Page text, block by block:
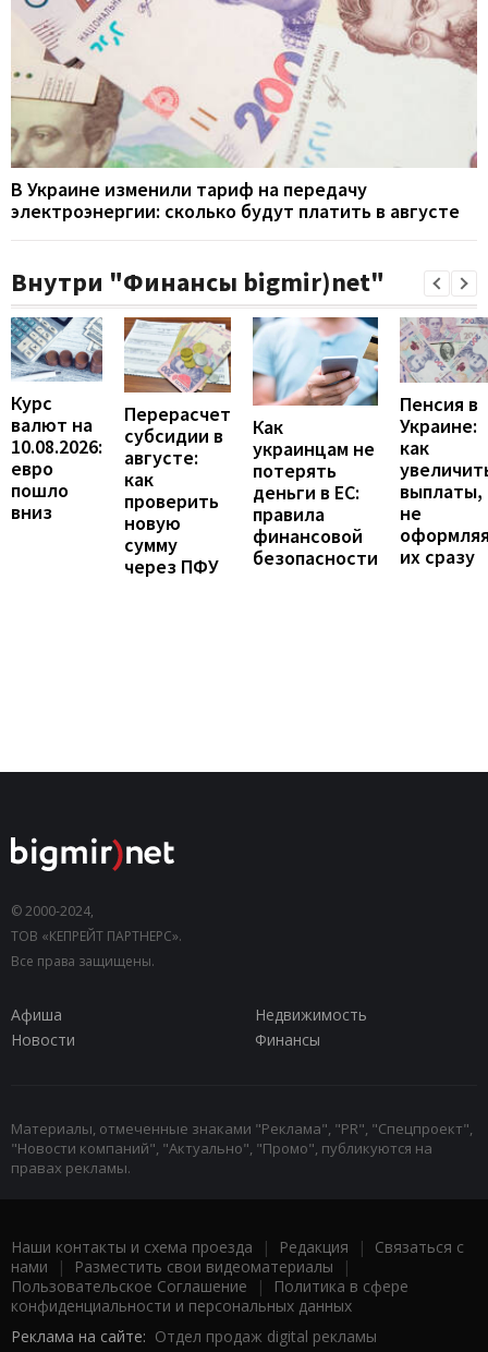
В Украине изменили тариф на передачу
электроэнергии: сколько будут платить в августе
Внутри "Финансы bigmir)net"
Курс
валют на
10.08.2026:
евро
пошло
вниз
Перерасчет
субсидии в
августе:
как
проверить
новую
сумму
через ПФУ
Как
украинцам не
потерять
деньги в ЕС:
правила
финансовой
безопасности
Пенсия в
Украине:
как
выплаты,
не
их сразу
© 2000-2024,
ТОВ «КЕПРЕЙТ ПАРТНЕРС».
Все права защищены.
Афиша
Недвижимость
Новости
Финансы
Материалы, отмеченные знаками "Реклама", "PR", "Спецпроект",
"Новости компаний", "Актуально", "Промо", публикуются на
правах рекламы.
Наши контакты и схема проезда | Редакция | Связаться с
нами | Разместить свои видеоматериалы |
Пользовательское Соглашение |
Политика в сфере
конфиденциальности и персональных данных
Реклама на сайте: Отдел продаж digital рекламы